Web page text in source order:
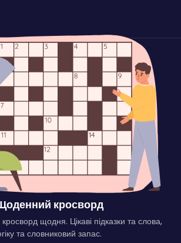
кросворд
щодня. Цікаві підказки та слова,
та словниковий запас.